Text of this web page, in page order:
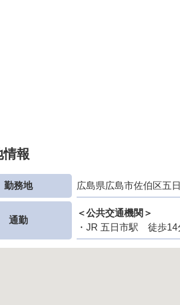
情報
勤務地 広島県広島市佐伯区五
通勤
＜公共交通機関＞
・JR 五日市駅 徒歩14